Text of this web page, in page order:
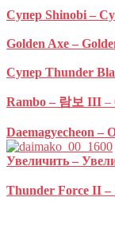
Супер Shinobi –
Golden Axe –
Супер Thunder
Rambo – 람보 III –
Daemagyecheon –
Увеличить –
Thunder Force II